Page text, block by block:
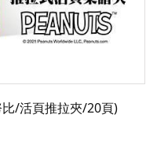
/活頁推拉夾/20頁)